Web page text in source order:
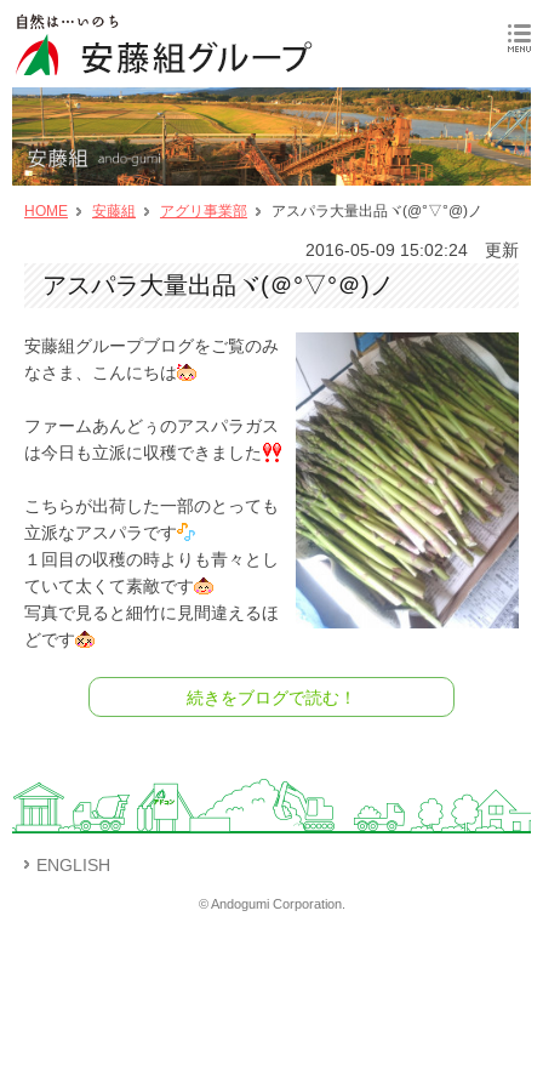
HOME 安藤組 アグリ事業部 アスパラ大量出品ヾ(@°▽°@)ノ
2016-05-09 15:02:24 更新
アスパラ大量出品ヾ(＠°▽°＠)ノ
安藤組グループブログをご覧のみ
なさま、こんにちは
ファームあんどぅのアスパラガス
は今日も立派に収穫できました
こちらが出荷した一部のとっても
立派なアスパラです
１回目の収穫の時よりも青々とし
ていて太くて素敵です
写真で見ると細竹に見間違えるほ
どです
続きをブログで読む！
ENGLISH
© Andogumi Corporation.